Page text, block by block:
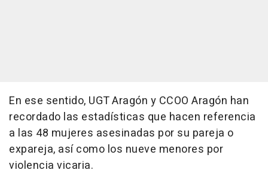
En ese sentido, UGT Aragón y CCOO Aragón han
recordado las estadísticas que hacen referencia
a las 48 mujeres asesinadas por su pareja o
expareja, así como los nueve menores por
violencia vicaria.